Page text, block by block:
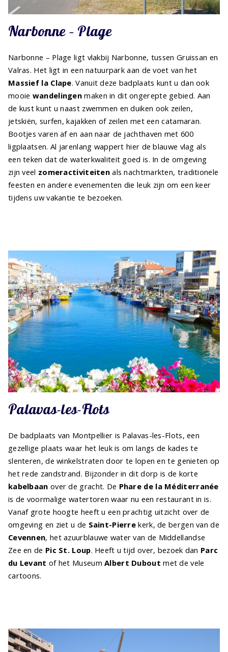
Narbonne – Plage
Narbonne – Plage ligt vlakbij Narbonne, tussen Gruissan en
Valras. Het ligt in een natuurpark aan de voet van het
Massief la Clape. Vanuit deze badplaats kunt u dan ook
mooie wandelingen maken in dit ongerepte gebied. Aan
de kust kunt u naast zwemmen en duiken ook zeilen,
jetskiën, surfen, kajakken of zeilen met een catamaran.
Bootjes varen af en aan naar de jachthaven met 600
ligplaatsen. Al jarenlang wappert hier de blauwe vlag als
een teken dat de waterkwaliteit goed is. In de omgeving
zijn veel zomeractiviteiten als nachtmarkten, traditionele
feesten en andere evenementen die leuk zijn om een keer
tijdens uw vakantie te bezoeken.
Palavas-les-Flots
De badplaats van Montpellier is Palavas-les-Flots, een
gezellige plaats waar het leuk is om langs de kades te
slenteren, de winkelstraten door te lopen en te genieten op
het rede zandstrand. Bijzonder in dit dorp is de korte
kabelbaan over de gracht. De Phare de la Méditerranée
is de voormalige watertoren waar nu een restaurant in is.
Vanaf grote hoogte heeft u een prachtig uitzicht over de
omgeving en ziet u de Saint-Pierre kerk, de bergen van de
Cevennen, het azuurblauwe water van de Middellandse
Zee en de Pic St. Loup. Heeft u tijd over, bezoek dan Parc
du Levant of het MuseumAlbert Dubout met de vele
cartoons.